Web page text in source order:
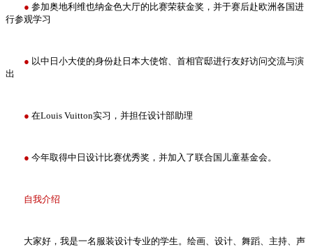
● 参加奥地利维也纳金色大厅的比赛荣获金奖，并于赛后赴欧洲各国进
行参观学习
● 以中日小大使的身份赴日本大使馆、首相官邸进行友好访问交流与演
出
● 在Louis Vuitton实习，并担任设计部助理
● 今年取得中日设计比赛优秀奖，并加入了联合国儿童基金会。
自我介绍
大家好，我是一名服装设计专业的学生。绘画、设计、舞蹈、主持、声